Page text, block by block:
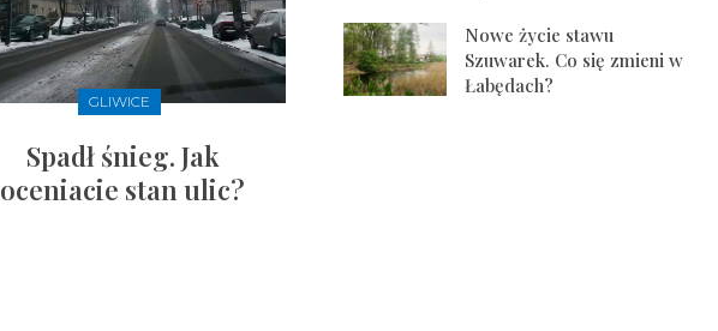
GLIWICE
Spadł śnieg. Jak
oceniacie stan ulic?
Nowe życie stawu
Szuwarek. Co się zmieni w
Łabędach?